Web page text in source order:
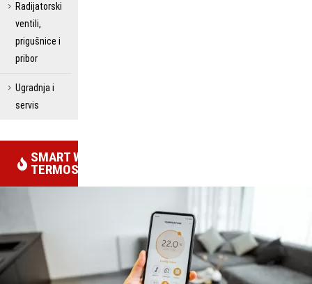
Radijatorski
ventili,
prigušnice i
pribor
Ugradnja i
servis
SMART WIFI
TERMOSTATI